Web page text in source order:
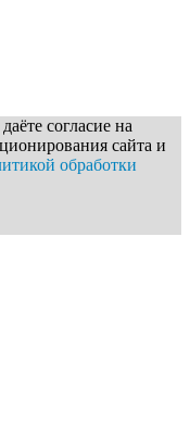
согласие на
сайта и
обработки